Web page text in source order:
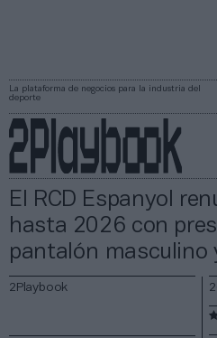
La plataforma de negocios para la industria del
deporte
El RCD Espanyol
hasta 2026 con
pantalón masculino
2Playbook